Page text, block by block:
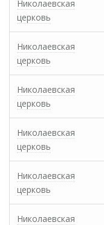
Николаевская
церковь
Николаевская
церковь
Николаевская
церковь
Николаевская
церковь
Николаевская
церковь
Николаевская